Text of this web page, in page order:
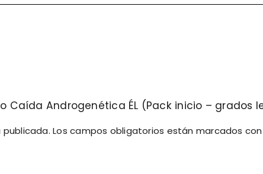
Caída Androgenética ÉL (Pack inicio – grados
Los campos obligatorios están marcados con